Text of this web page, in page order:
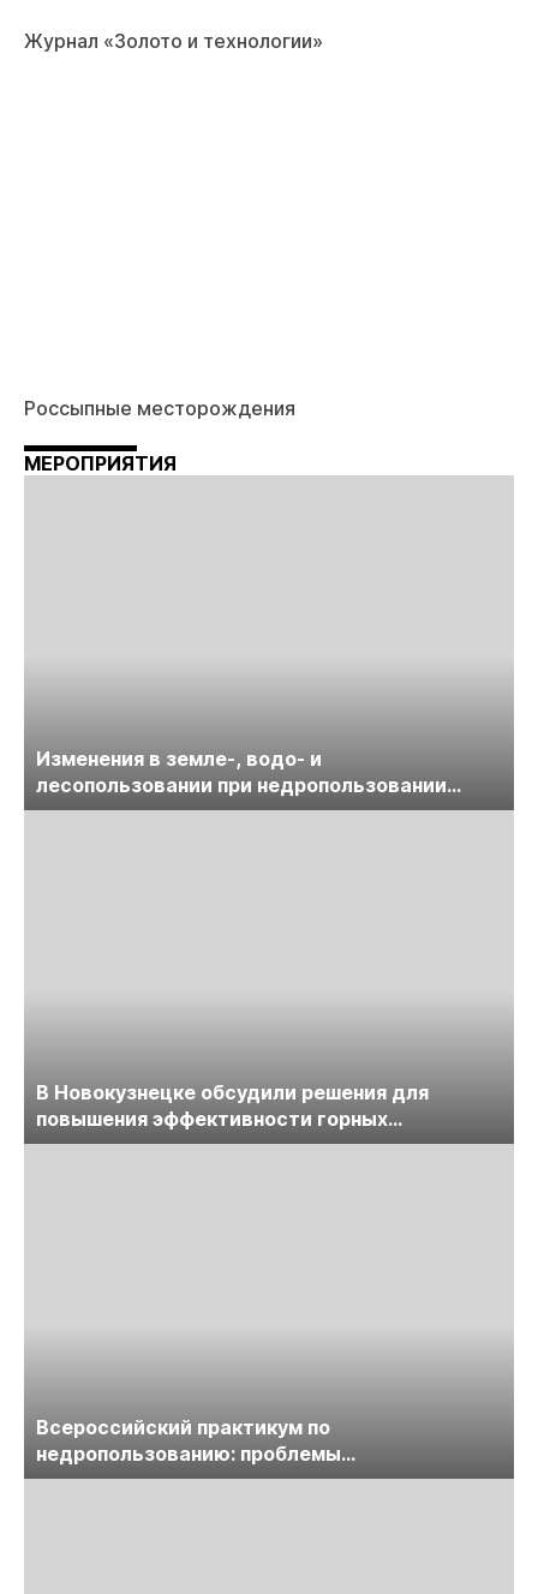
Журнал «Золото и технологии»
Россыпные месторождения
МЕРОПРИЯТИЯ
Изменения в земле-, водо- и
лесопользовании при недропользовании
обсудят на семинаре «ПравоТЭК»
В Новокузнецке обсудили решения для
повышения эффективности горных
предприятий
Всероссийский практикум по
недропользованию: проблемы
лицензирования, цифровизации, экспертизы